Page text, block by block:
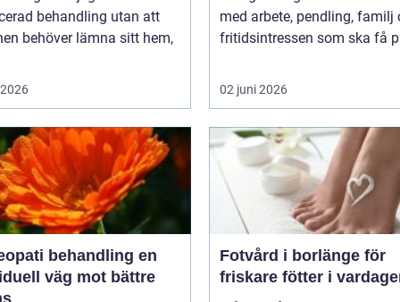
behandling utan att
behöver lämna sitt hem,
med arbete, pendling, familj
fritidsintressen som ska få
02 juni 2026
behandling en
väg mot bättre
Fotvård i borlänge för
friskare fötter i